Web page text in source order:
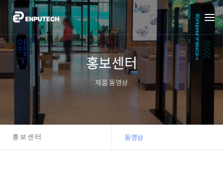
홍보센터
제품 동영상
홍보센터 동영상